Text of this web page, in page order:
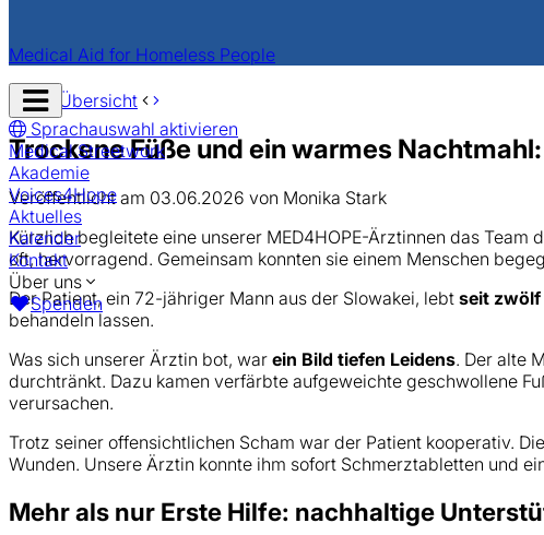
Medical Aid for Homeless People
Navigation
öffnen
Sprachauswahl aktivieren
Medical Streetwork
Akademie
Voices4Hope
Aktuelles
Kalender
Kontakt
Über uns
Spenden
Aktuelles
zur Übersicht
Trockene Füße und ein warmes
Veröffentlicht am 03.06.2026 von Monika Stark
Kürzlich begleitete eine unserer MED4HOPE-Ärztinnen das Team
oft, hervorragend. Gemeinsam konnten sie einem Menschen
Der Patient, ein 72-jähriger Mann aus der Slowakei, lebt seit zwölf
behandeln lassen.
Was sich unserer Ärztin bot, war ein Bild tiefen Leidens. Der alte
durchtränkt. Dazu kamen verfärbte aufgeweichte geschwollene
verursachen.
Trotz seiner offensichtlichen Scham war der Patient kooperativ. Die
Wunden. Unsere Ärztin konnte ihm sofort Schmerztabletten und
Mehr als nur Erste Hilfe: nachhaltige